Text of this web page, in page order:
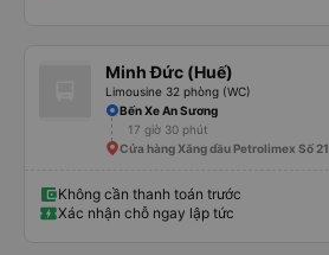
Minh Đức (Huế)
Limousine 32 phòng (WC)
Bến Xe An Sương
17 giờ 30 phút
Cửa hàng Xăng dầu Petrolimex Số 21
Không cần thanh toán trước
Xác nhận chỗ ngay lập tức